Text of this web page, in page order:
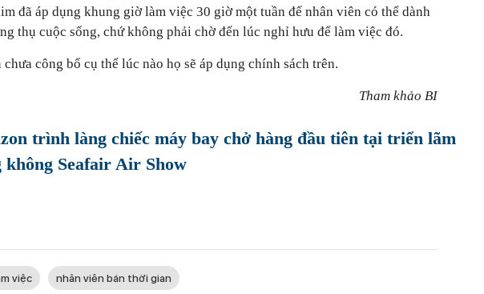
đã áp dụng khung giờ làm việc 30 giờ một tuần để nhân viên có thể dành
thụ cuộc sống, chứ không phải chờ đến lúc nghỉ hưu để làm việc đó.
công bố cụ thể lúc nào họ sẽ áp dụng chính sách trên.
Tham khảo BI
trình làng chiếc máy bay chở hàng đầu tiên tại triển lãm
không Seafair Air Show
việc nhân viên bán thời gian